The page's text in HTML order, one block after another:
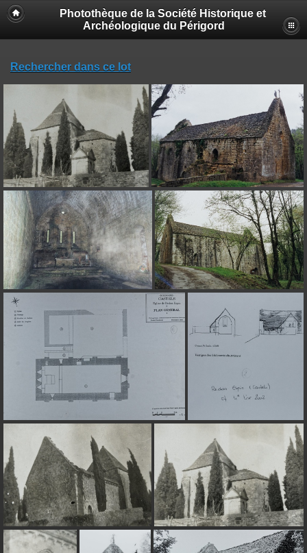
Photothèque de la Société Historique et
Archéologique du Périgord
Rechercher dans ce lot